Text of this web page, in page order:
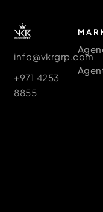
info@vkrgrp.com
+971 4253
8855